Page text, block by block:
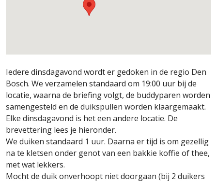
Iedere dinsdagavond wordt er gedoken in de regio Den
Bosch. We verzamelen standaard om 19:00 uur bij de
locatie, waarna de briefing volgt, de buddyparen worden
samengesteld en de duikspullen worden klaargemaakt.
Elke dinsdagavond is het een andere locatie. De
brevettering lees je hieronder.
We duiken standaard 1 uur. Daarna er tijd is om gezellig
na te kletsen onder genot van een bakkie koffie of thee,
met wat lekkers.
Mocht de duik onverhoopt niet doorgaan (bij 2 duikers